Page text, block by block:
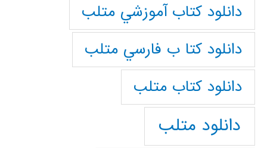
دانلود كتاب آموزشي متلب
دانلود كتا ب فارسي متلب
دانلود كتاب متلب
دانلود متلب